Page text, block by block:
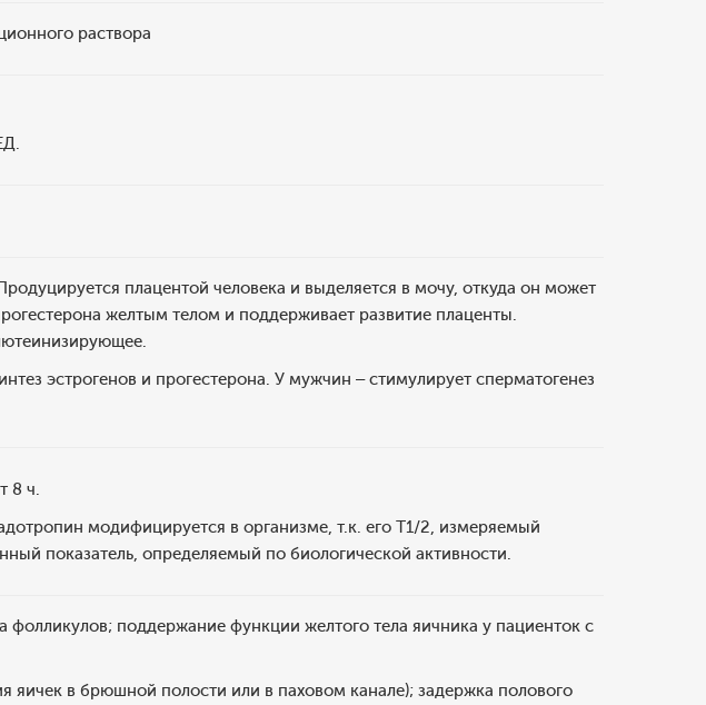
раствора
плацентой человека и выделяется в мочу, откуда он может
желтым телом и поддерживает развитие плаценты.
эстрогенов и прогестерона. У мужчин – стимулирует сперматогенез
8 ч.
модифицируется в организме, т.к. его T1/2, измеряемый
показатель, определяемый по биологической активности.
поддержание функции желтого тела яичника у пациенток с
яичек в брюшной полости или в паховом канале); задержка полового